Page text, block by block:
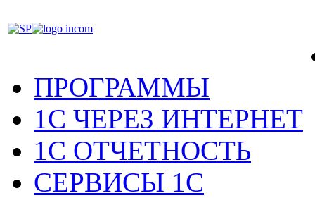
ПРОГРАММЫ
1С ЧЕРЕЗ ИНТЕРНЕТ
1С ОТЧЕТНОСТЬ
СЕРВИСЫ 1С